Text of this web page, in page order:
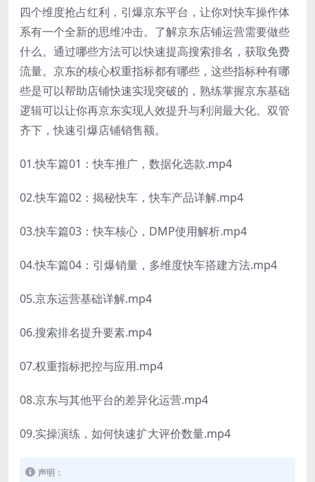
四个维度抢占红利，引爆京东平台，让你对快车操作体
系有一个全新的思维冲击。了解京东店铺运营需要做些
什么。通过哪些方法可以快速提高搜索排名，获取免费
流量。京东的核心权重指标都有哪些，这些指标种有哪
些是可以帮助店铺快速实现突破的，熟练掌握京东基础
逻辑可以让你再京东实现人效提升与利润最大化。双管
齐下，快速引爆店铺销售额。
01.快车篇01：快车推广，数据化选款.mp4
02.快车篇02：揭秘快车，快车产品详解.mp4
03.快车篇03：快车核心，DMP使用解析.mp4
04.快车篇04：引爆销量，多维度快车搭建方法.mp4
05.京东运营基础详解.mp4
06.搜索排名提升要素.mp4
07.权重指标把控与应用.mp4
08.京东与其他平台的差异化运营.mp4
09.实操演练，如何快速扩大评价数量.mp4
声明：